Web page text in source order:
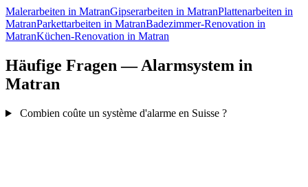
Malerarbeiten in MatranGipserarbeiten in MatranPlattenarbeiten in
MatranParkettarbeiten in MatranBadezimmer-Renovation in
MatranKüchen-Renovation in Matran
Häufige Fragen — Alarmsystem in
Matran
Combien coûte un système d'alarme en Suisse ?